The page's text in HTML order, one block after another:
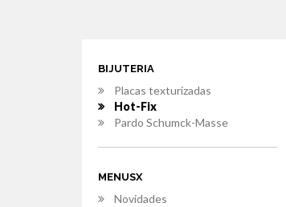
BIJUTERIA
Placas texturizadas
Hot-Fix
Pardo Schumck-Masse
MENUSX
Novidades